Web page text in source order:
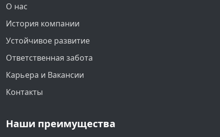
О нас
История компании
Устойчивое развитие
Ответственная забота
Карьера и Вакансии
Контакты
Наши преимущества